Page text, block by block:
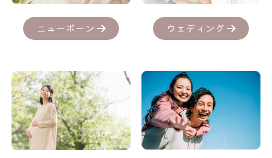
ニューボーン ウェディング